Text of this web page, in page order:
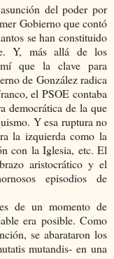
del poder por
Gobierno que contó
se han constituido
Y, más allá de los
mí que la clave para
de González radica
el PSOE contaba
democrática de la que
Y esa ruptura no
la izquierda como la
con la Iglesia, etc. El
aristocrático y el
episodios de
de un momento de
era posible. Como
se abarataron los
mutandis- en una